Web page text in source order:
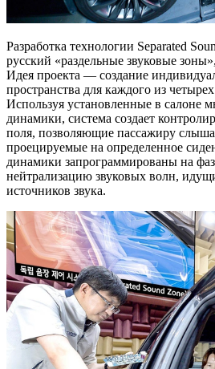
Разработка технологии Separated
русский «раздельные звуковые
Идея проекта — создание
пространства для каждого из
Используя установленные в салоне
динамики, система создает
поля, позволяющие пассажиру
проецируемые на определенное
динамики запрограммированы на
нейтрализацию звуковых волн,
источников звука.